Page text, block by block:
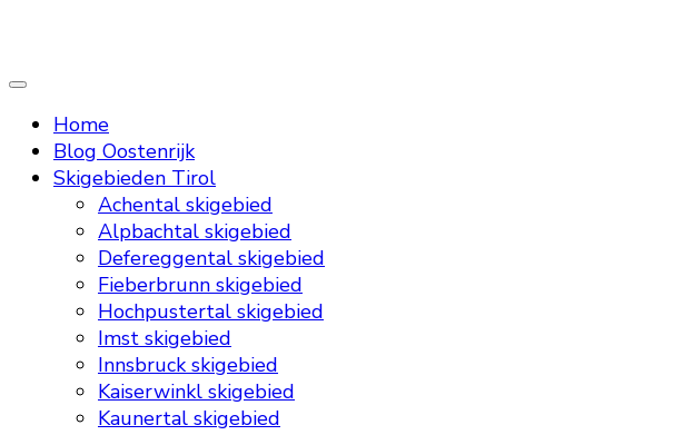
Home
Blog Oostenrijk
Skigebieden Tirol
Achental skigebied
Alpbachtal skigebied
Defereggental skigebied
Fieberbrunn skigebied
Hochpustertal skigebied
Imst skigebied
Innsbruck skigebied
Kaiserwinkl skigebied
Kaunertal skigebied